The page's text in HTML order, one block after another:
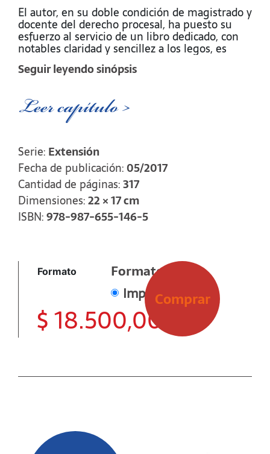
El autor, en su doble condición de magistrado y
docente del derecho procesal, ha puesto su
esfuerzo al servicio de un libro dedicado, con
notables claridad y sencillez a los legos, es
decir, a personas sin una especial versación
jurídica aunque con genuino interés por
ámbito hermético que es el proceso penal. El
lector deberá estar dispuesto a saltar el cerco
informativo que construyen a diario los medios
noticiaspoliciales y tribunalicias, la más de las
veces de una manera machacona y
tendenciosa. Por esa misma razón, el glosario
que contiene el segundo de los anexos será de
gran utilidad para neutralizar los frecuentes
malentendidos que genera una buena parte
del «periodismo especializado».
Seguir leyendo sinópsis
Leer capítulo >
Serie: Extensión
Fecha de publicación:05/2017
Cantidad de páginas:317
Dimensiones:22 × 17 cm
ISBN:978-987-655-146-5
Formato
Formato
Impreso
$18.500,00
Comprar